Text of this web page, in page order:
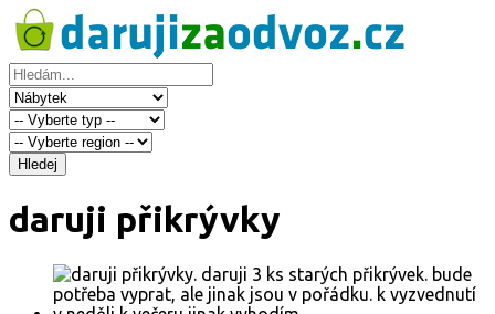
Hledej
daruji přikrývky